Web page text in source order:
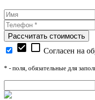
Рассчитать стоимость
check_box check_box_outline_blank Согласен на
* - поля, обязательные для